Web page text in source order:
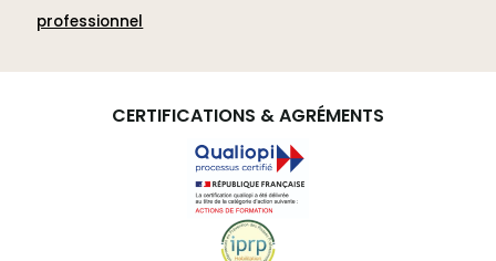
professionnel
CERTIFICATIONS & AGRÉMENTS